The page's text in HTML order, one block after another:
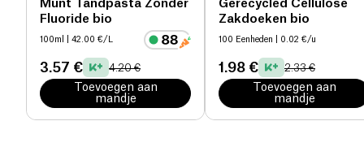
Munt Tandpasta Zonder
Fluoride bio
100ml | 42.00 €/L
3.57 € 4.20 €
Toevoegen aan
mandje
Gerecycled Cellulose
Zakdoeken bio
100 Eenheden | 0.02 €/u
1.98 € 2.33 €
Toevoegen aan
mandje